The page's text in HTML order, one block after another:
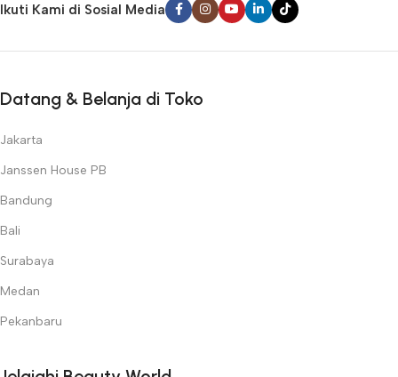
Ikuti Kami di Sosial Media
Datang & Belanja di Toko
Jakarta
Janssen House PB
Bandung
Bali
Surabaya
Medan
Pekanbaru